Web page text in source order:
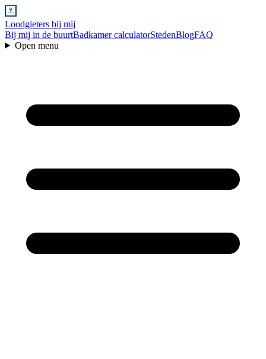
Loodgieters bij mij
Bij mij in de buurtBadkamer calculatorStedenBlogFAQ
Open menu